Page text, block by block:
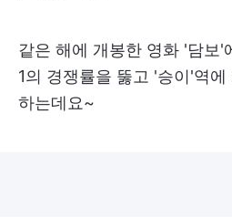
같은 해에 개봉한 영화 '담보'
1의 경쟁률을 뚫고 '승이'역에
하는데요~